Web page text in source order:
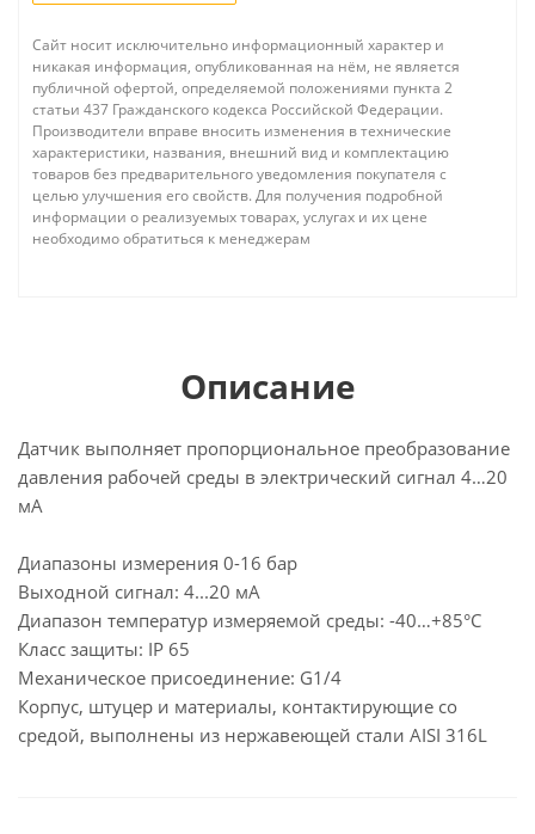
Сайт носит исключительно информационный характер и
никакая информация, опубликованная на нём, не является
публичной офертой, определяемой положениями пункта 2
статьи 437 Гражданского кодекса Российской Федерации.
Производители вправе вносить изменения в технические
характеристики, названия, внешний вид и комплектацию
товаров без предварительного уведомления покупателя с
целью улучшения его свойств. Для получения подробной
информации о реализуемых товарах, услугах и их цене
необходимо обратиться к менеджерам
Описание
Датчик выполняет пропорциональное преобразование
давления рабочей среды в электрический сигнал 4…20
мА
Диапазоны измерения 0-16 бар
Выходной сигнал: 4...20 мA
Диапазон температур измеряемой среды: -40…+85°C
Класс защиты: IP 65
Механическое присоединение: G1/4
Корпус, штуцер и материалы, контактирующие со
средой, выполнены из нержавеющей стали AISI 316L